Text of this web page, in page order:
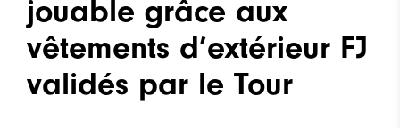
jouable grâce aux
vêtements d’extérieur FJ
validés par le Tour